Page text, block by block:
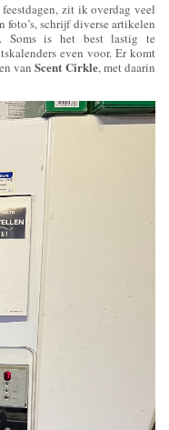
zit ik overdag veel
schrijf diverse artikelen
Soms is het best lastig te
even voor. Er komt
vanScent Cirkle, met daarin